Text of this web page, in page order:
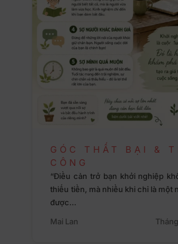
GÓC THẤT BẠI &
CÔNG
“Điều cản trở bạn khởi nghiệp
thiếu tiền, mà nhiều khi chỉ là một
được…
Mai Lan